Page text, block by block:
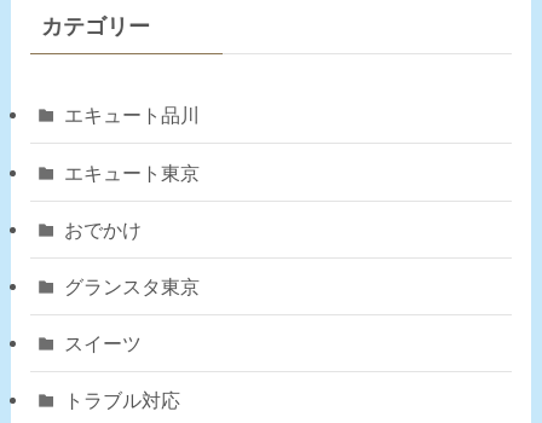
カテゴリー
エキュート品川
エキュート東京
おでかけ
グランスタ東京
スイーツ
トラブル対応